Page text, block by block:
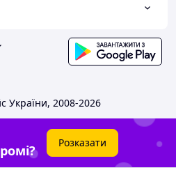
України, 2008-2026
Розказати